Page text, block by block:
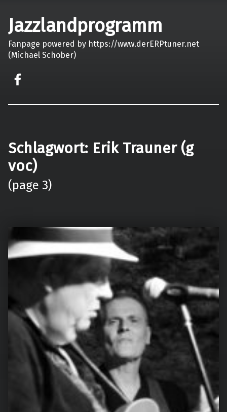
Jazzlandprogramm
Fanpage powered by https://www.derERPtuner.net
(Michael Schober)
Schlagwort: Erik Trauner (g
voc)
(page 3)